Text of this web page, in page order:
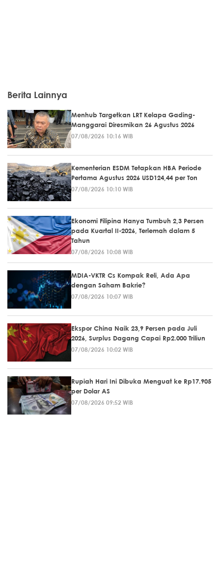
Berita Lainnya
Menhub Targetkan LRT Kelapa Gading-
Manggarai Diresmikan 26 Agustus 2026
07/08/2026 10:16 WIB
Kementerian ESDM Tetapkan HBA Periode
Pertama Agustus 2026 USD124,44 per Ton
07/08/2026 10:10 WIB
Ekonomi Filipina Hanya Tumbuh 2,3 Persen
pada Kuartal II-2026, Terlemah dalam 5
Tahun
07/08/2026 10:08 WIB
MDIA-VKTR Cs Kompak Reli, Ada Apa
dengan Saham Bakrie?
07/08/2026 10:07 WIB
Ekspor China Naik 23,9 Persen pada Juli
2026, Surplus Dagang Capai Rp2.000 Triliun
07/08/2026 10:02 WIB
Rupiah Hari Ini Dibuka Menguat ke Rp17.905
per Dolar AS
07/08/2026 09:52 WIB